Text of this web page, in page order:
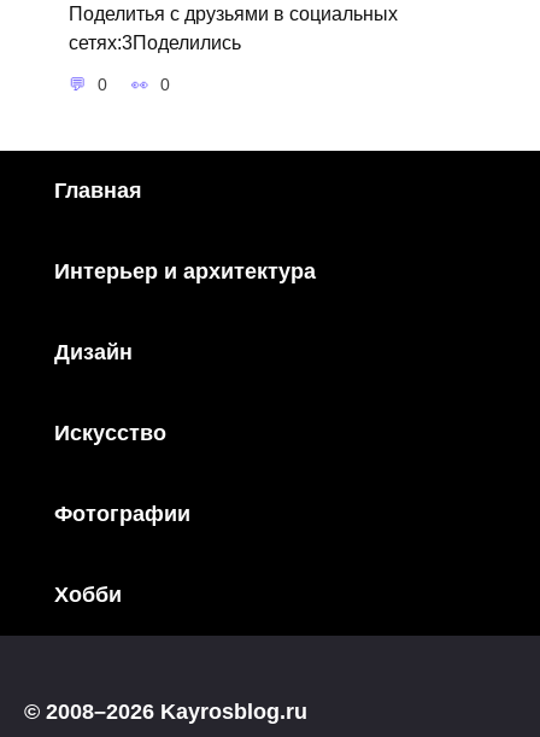
Поделитья с друзьями в социальных
сетях:3Поделились
0 0
Главная
Интерьер и архитектура
Дизайн
Искусство
Фотографии
Хобби
© 2008–2026 Kayrosblog.ru